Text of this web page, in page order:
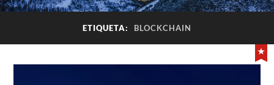
ETIQUETA: BLOCKCHAIN